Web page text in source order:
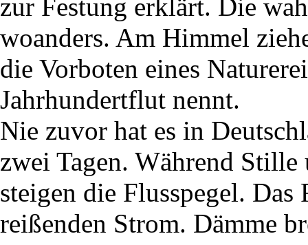
zur Festung erklärt. Die
woanders. Am Himmel
die Vorboten eines
Jahrhundertflut nennt.
Nie zuvor hat es in
zwei Tagen. Während
steigen die Flusspegel.
reißenden Strom. Dämme